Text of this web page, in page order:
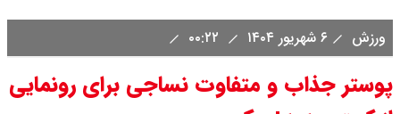
ورزش ۶ شهریور ۱۴۰۴
پوستر جذاب و متفاوت نساجی برای رونمایی